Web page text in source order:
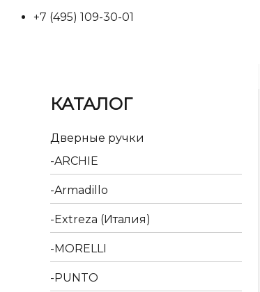
+7 (495) 109-30-01
КАТАЛОГ
Дверные ручки
ARCHIE
Armadillo
Extreza (Италия)
MORELLI
PUNTO